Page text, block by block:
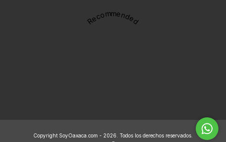
Recommended
Copyright SoyOaxaca.com - 2026. Todos los derechos reservados.